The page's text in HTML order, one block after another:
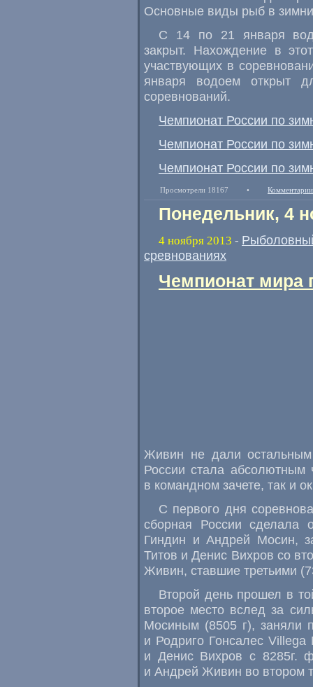
Основные виды рыб в
С 14 по 21 января
закрыт. Нахождение в
участвующих в
января водоем открыт
соревнований.
Чемпионат России по
Чемпионат России по
Чемпионат России по
Просмотрели 18167 •
Понедельник, 4
4 ноября 2013 -
сревнованиях
Чемпионат мира
Живин не дали
России стала абсолютным
в командном зачете, так и
С первого дня
сборная России сделала
Гиндин и Андрей Мосин,
Титов и Денис Вихров со
Живин, ставшие третьими
Второй день прошел в
второе место вслед за
Мосиным (8505 г), заняли
и Родриго Гонсалес
и Денис Вихров с 8285г.
и Андрей Живин во втором